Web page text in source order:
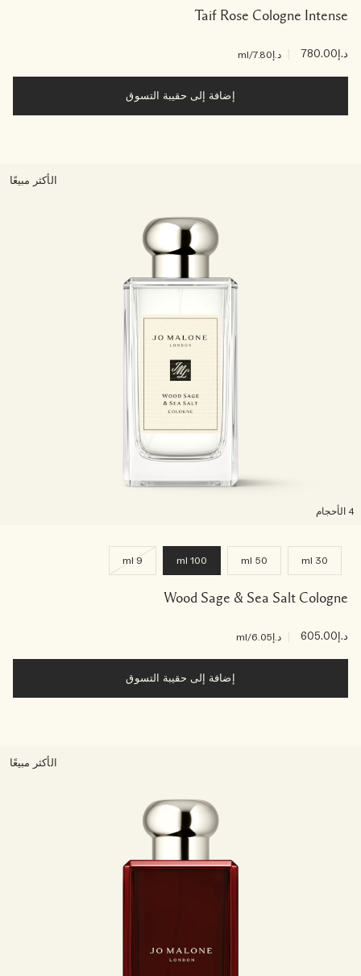
Taif Rose Cologne Intense
د.إ780.00 د.إ7.80 /ml
إضافة إلى حقيبة التسوق
الأكثر مبيعًا
30 ml
50 ml
100 ml
Wood Sage & Sea Salt Cologne
د.إ605.00 د.إ6.05 /ml
إضافة إلى حقيبة التسوق
الأكثر مبيعًا